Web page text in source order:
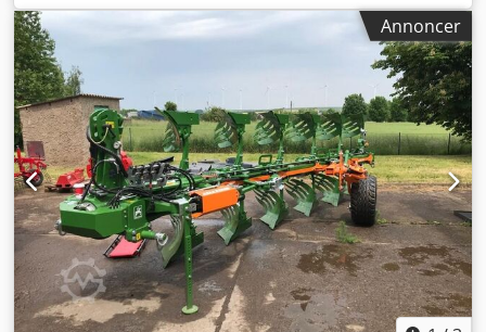
spredeværk ZA-V, påbygningsbeholder S / 2000
kraftoverføringsaksel med friktionskobling,
indbygningsdele til ZA-basenheder, snavsfanger S / LED-
belysning Dsdot Dwh Repfx Ah Reck
Annoncer